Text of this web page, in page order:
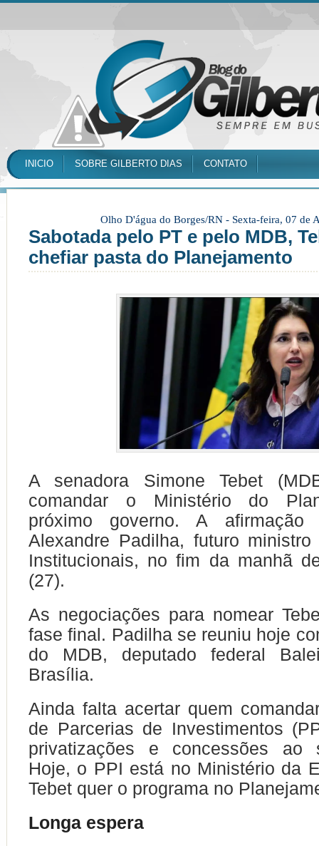
INICIO SOBRE GILBERTO DIAS CONTATO
Olho D'água do Borges/RN - Sexta-feira, 07 de
Sabotada pelo PT e pelo MDB,
chefiar pasta do Planejamento
A senadora Simone Tebet
comandar o Ministério do
próximo governo. A
Alexandre Padilha, futuro
Institucionais, no fim da manhã
(27).
As negociações para nomear
fase final. Padilha se reuniu hoje
do MDB, deputado federal
Brasília.
Ainda falta acertar quem
de Parcerias de Investimentos
privatizações e concessões ao
Hoje, o PPI está no Ministério da
Tebet quer o programa no
Longa espera